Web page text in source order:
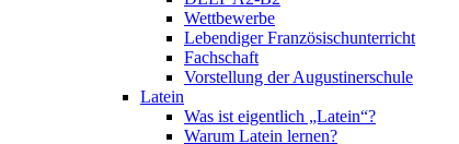
Wettbewerbe
Lebendiger Französischunterricht
Fachschaft
Vorstellung der Augustinerschule
Latein
Was ist eigentlich „Latein“?
Warum Latein lernen?